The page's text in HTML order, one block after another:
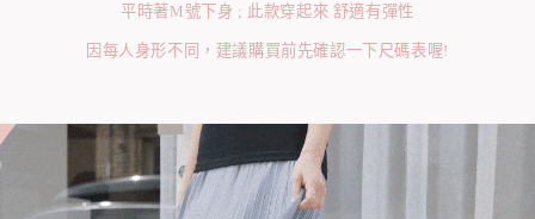
平時著M號下身 ; 此款穿起來 舒適有彈性
因每人身形不同，建議購買前先確認一下尺碼表喔!